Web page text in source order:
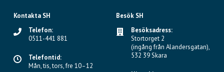
Kontakta SH
Telefon:
0511-441 881
Telefontid:
Mån, tis, tors, fre 10–12
Besök SH
Besöksadress:
Stortorget 2
(ingång från Alandersgatan),
532 39 Skara